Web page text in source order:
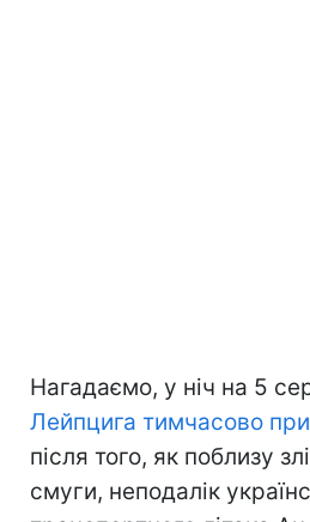
Нагадаємо, у ніч на 5
Лейпцига тимчасово
після того, як поблизу
смуги, неподалік